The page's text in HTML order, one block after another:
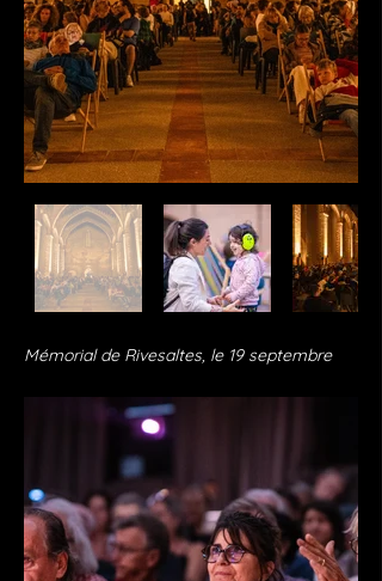
Mémorial de Rivesaltes, le 19 septembre